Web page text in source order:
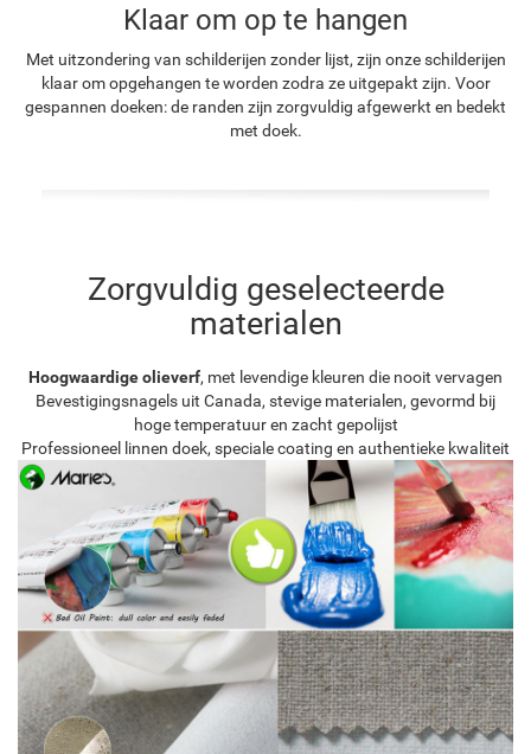
Klaar om op te hangen
Met uitzondering van schilderijen zonder lijst, zijn onze schilderijen
klaar om opgehangen te worden zodra ze uitgepakt zijn. Voor
gespannen doeken: de randen zijn zorgvuldig afgewerkt en bedekt
met doek.
Zorgvuldig geselecteerde
materialen
Hoogwaardige olieverf, met levendige kleuren die nooit vervagen
Bevestigingsnagels uit Canada, stevige materialen, gevormd bij
hoge temperatuur en zacht gepolijst
Professioneel linnen doek, speciale coating en authentieke kwaliteit